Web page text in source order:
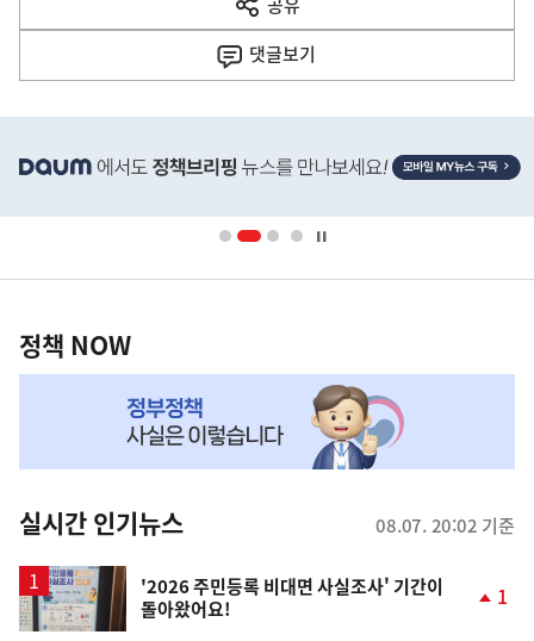
음
열
기
댓글보기
단
영
책
NOW,
뉴
스
정책 NOW
실시간 인기뉴스 08.07. 20:02 기준
'2026 주민등록 비대면 사실조사' 기간이
돌아왔어요!
1